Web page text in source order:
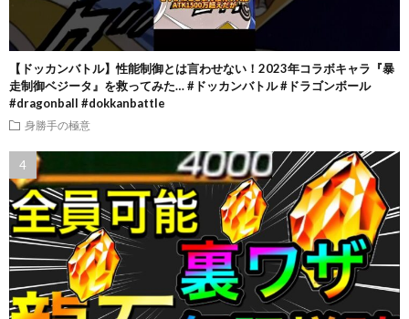
【ドッカンバトル】性能制御とは言わせない！2023年コラボキャラ『暴
走制御ベジータ』を救ってみた… #ドッカンバトル #ドラゴンボール
#dragonball #dokkanbattle
身勝手の極意